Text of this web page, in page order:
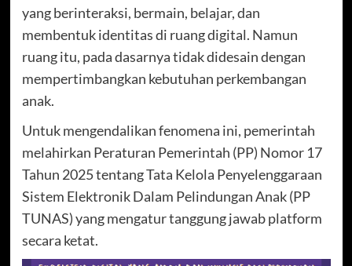
yang berinteraksi, bermain, belajar, dan
membentuk identitas di ruang digital. Namun
ruang itu, pada dasarnya tidak didesain dengan
mempertimbangkan kebutuhan perkembangan
anak.
Untuk mengendalikan fenomena ini, pemerintah
melahirkan Peraturan Pemerintah (PP) Nomor 17
Tahun 2025 tentang Tata Kelola Penyelenggaraan
Sistem Elektronik Dalam Pelindungan Anak (PP
TUNAS) yang mengatur tanggung jawab platform
secara ketat.